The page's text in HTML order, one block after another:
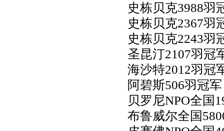
史栋贝克3988羽
史栋贝克2367羽
史栋贝克2243羽
圣昆汀2107羽冠
海沙特2012羽冠
阿碧斯506羽冠
贝罗尼NPO全国
布鲁威尔全国